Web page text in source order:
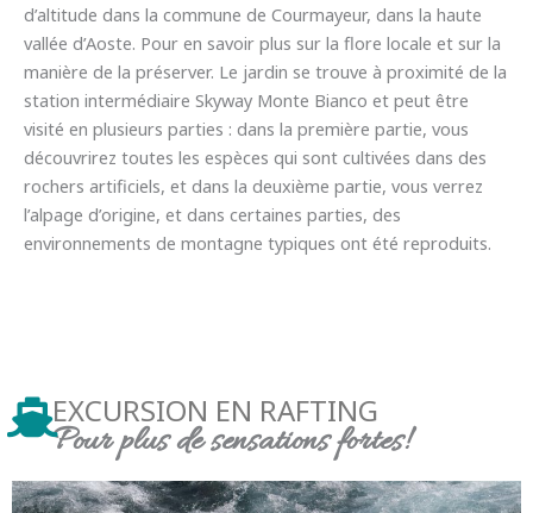
d’altitude dans la commune de Courmayeur, dans la haute
vallée d’Aoste. Pour en savoir plus sur la flore locale et sur la
manière de la préserver. Le jardin se trouve à proximité de la
station intermédiaire Skyway Monte Bianco et peut être
visité en plusieurs parties : dans la première partie, vous
découvrirez toutes les espèces qui sont cultivées dans des
rochers artificiels, et dans la deuxième partie, vous verrez
l’alpage d’origine, et dans certaines parties, des
environnements de montagne typiques ont été reproduits.
EXCURSION EN RAFTING
Pour plus de sensations fortes!